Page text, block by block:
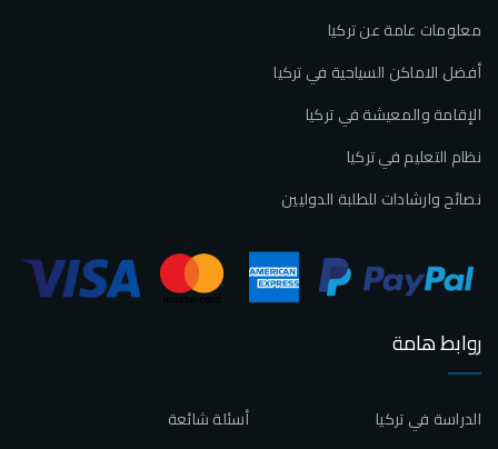
معلومات عامة عن تركيا
أفضل الاماكن السياحية في تركيا
الإقامة والمعيشة في تركيا
نظام التعليم في تركيا
نصائح وارشادات للطلبة الدوليين
روابط هامة
أسئلة شائعة
الدراسة في تركيا